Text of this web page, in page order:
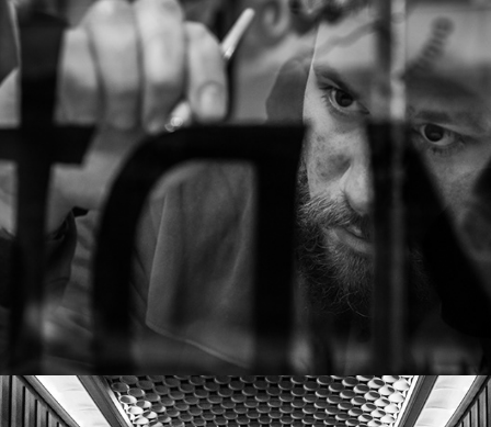
В студиото: Letter Collective